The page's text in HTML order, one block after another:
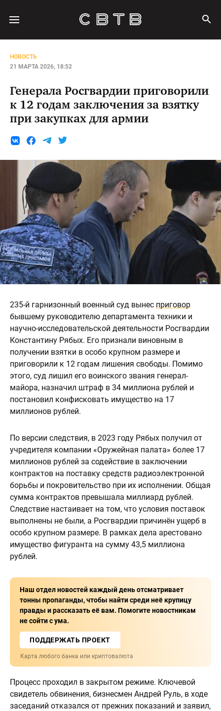
НОВОСТЬ
21 МАРТА 2026, 18:52
Генерала Росгвардии приговорили
к 12 годам заключения за взятку
при закупках для армии
235-й гарнизонный военный суд вынес приговор
бывшему руководителю департамента техники и
научно-исследовательской деятельности Росгвардии
Константину Рябых. Его признали виновным в
получении взятки в особо крупном размере и
приговорили к 12 годам лишения свободы. Помимо
этого, суд лишил его воинского звания генерал-
майора, назначил штраф в 34 миллиона рублей и
постановил конфисковать имущество на 17
миллионов рублей.
По версии следствия, в 2023 году Рябых получил от
учредителя компании «Оружейная палата» более 17
миллионов рублей за содействие в заключении
контрактов на поставку средств радиоэлектронной
борьбы и покровительство при их исполнении. Общая
сумма контрактов превышала миллиард рублей.
Следствие настаивает на том, что условия поставок
выполнены не были, а Росгвардии причинён ущерб в
особо крупном размере. В рамках дела арестовано
имущество фигуранта на сумму 43,5 миллиона
рублей.
Наш отдел новостей каждый день отсматривает
тонны пропаганды, чтобы найти среди неё крупицу
правды и рассказать её вам. Помогите новостникам
не сойти с ума.
ПОДДЕРЖАТЬ ПРОЕКТ
Карта любого банка или криптовалюта
Процесс проходил в закрытом режиме. Ключевой
свидетель обвинения, бизнесмен Андрей Руль, в ходе
заседаний отказался от прежних показаний и заявил,